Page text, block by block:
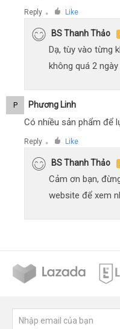
Reply ● Like
BS Thanh Thảo
Dạ, tùy vào từng
không quá 2
P Phương Linh
Có nhiều sản phẩm để
Reply ● Like
BS Thanh Thảo
Cảm ơn bạn,
website để xem